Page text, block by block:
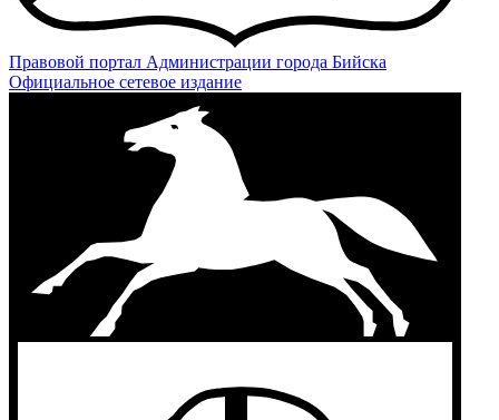
Правовой портал Администрации города Бийска
Официальное сетевое издание